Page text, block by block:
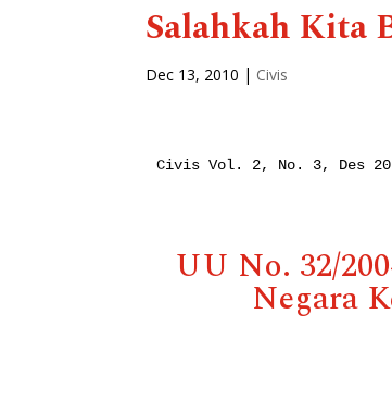
Salahkah Kita
Dec 13, 2010 | Civis
Civis Vol. 2, No. 3, Des
UU No. 32/
Negara